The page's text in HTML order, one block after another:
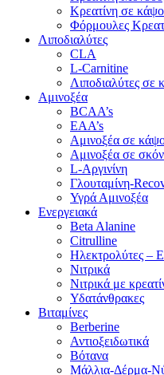
Κρεατίνη σε
Φόρμουλες
Λιποδιαλύτες
CLA
L-Carnitine
Λιποδιαλύτες σε
Αμινοξέα
BCAA’s
EAA’s
Αμινοξέα σε
Αμινοξέα σε
L-Αργινίνη
Γλουταμίνη-
Υγρά Αμινοξέα
Ενεργειακά
Beta Alanine
Citrulline
Ηλεκτρολύτες –
Νιτρικά
Νιτρικά με
Υδατάνθρακες
Βιταμίνες
Berberine
Αντιοξειδωτικά
Βότανα
Μάλλια-Δέρμα-